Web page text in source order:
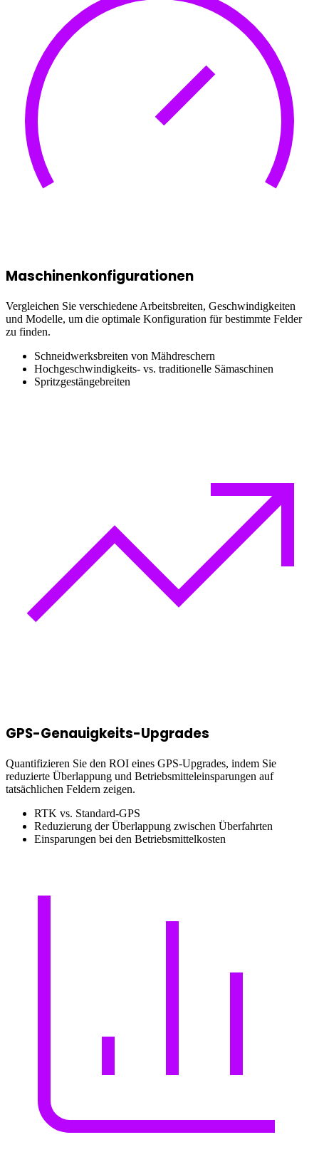
Maschinenkonfigurationen
Vergleichen Sie verschiedene Arbeitsbreiten, Geschwindigkeiten
und Modelle, um die optimale Konfiguration für bestimmte Felder
zu finden.
Schneidwerksbreiten von Mähdreschern
Hochgeschwindigkeits- vs. traditionelle Sämaschinen
Spritzgestängebreiten
GPS-Genauigkeits-Upgrades
Quantifizieren Sie den ROI eines GPS-Upgrades, indem Sie
reduzierte Überlappung und Betriebsmitteleinsparungen auf
tatsächlichen Feldern zeigen.
RTK vs. Standard-GPS
Reduzierung der Überlappung zwischen Überfahrten
Einsparungen bei den Betriebsmittelkosten